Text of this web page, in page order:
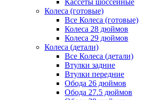
Кассеты шоссейные
Колеса (готовые)
Все Колеса (готовые)
Колеса 28 дюймов
Колеса 29 дюймов
Колеса (детали)
Все Колеса (детали)
Втулки задние
Втулки передние
Обода 26 дюймов
Обода 27.5 дюймов